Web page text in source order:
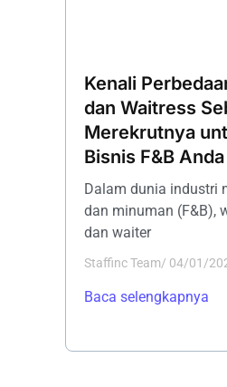
Kenali
dan Waitress
Merekrutnya
Bisnis F&B Anda
Dalam dunia industri
dan minuman (F&B),
dan waiter
Staffinc Team/ 04/01/
Baca selengkapnya